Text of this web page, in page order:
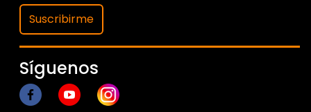
Suscribirme
Síguenos